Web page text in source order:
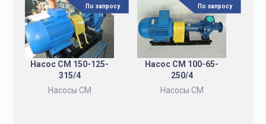
Насос СМ 150-125-
315/4
Насосы СМ
По запросу
Насос СМ 100-65-
250/4
Насосы СМ
По запросу